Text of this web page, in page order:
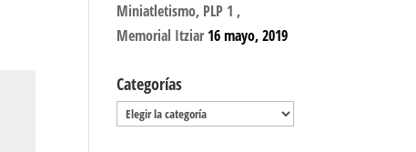
Miniatletismo, PLP 1 ,
Memorial Itziar 16 mayo, 2019
Categorías
Categorías